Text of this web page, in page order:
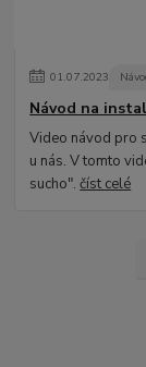
01.07.2023
Návod na
Video návod pro
u nás. V tomto
sucho".číst celé